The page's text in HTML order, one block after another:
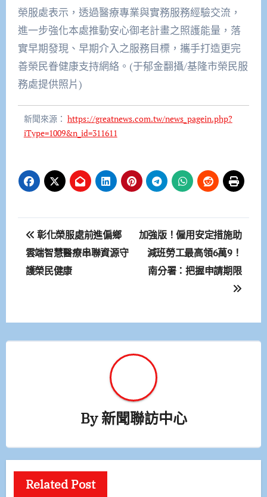
榮服處表示，透過醫療專業與實務服務經驗交流，
進一步強化本處推動安心御老計畫之照護能量，落
實早期發現、早期介入之服務目標，攜手打造更完
善榮民眷健康支持網絡。(于郁金翻攝/基隆市榮民服
務處提供照片)
新聞來源： https://greatnews.com.tw/news_pagein.php?
iType=1009&n_id=311611
文
章
導
彰化榮服處前進偏鄉
雲端智慧醫療串聯資源守
護榮民健康
加強版！僱用安定措施助
減班勞工最高領6萬9！
南分署：把握申請期限
By新聞聯訪中心
Related Post